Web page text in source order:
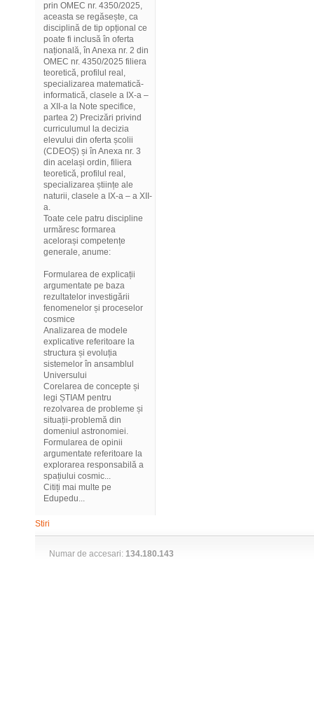
prin OMEC nr. 4350/2025,
aceasta se regăsește, ca
disciplină de tip opțional ce
poate fi inclusă în oferta
națională, în Anexa nr. 2 din
OMEC nr. 4350/2025 filiera
teoretică, profilul real,
specializarea matematică-
informatică, clasele a IX-a –
a XII-a la Note specifice,
partea 2) Precizări privind
curriculumul la decizia
elevului din oferta școlii
(CDEOȘ) și în Anexa nr. 3
din același ordin, filiera
teoretică, profilul real,
specializarea științe ale
naturii, clasele a IX-a – a XII-
a.
Toate cele patru discipline
urmăresc formarea
acelorași competențe
generale, anume:
Formularea de explicații
argumentate pe baza
rezultatelor investigării
fenomenelor și proceselor
cosmice
Analizarea de modele
explicative referitoare la
structura și evoluția
sistemelor în ansamblul
Universului
Corelarea de concepte și
legi ȘTIAM pentru
rezolvarea de probleme și
situații-problemă din
domeniul astronomiei.
Formularea de opinii
argumentate referitoare la
explorarea responsabilă a
spațiului cosmic...
Citiți mai multe pe
Edupedu...
Stiri
Numar de accesari: 134.180.143